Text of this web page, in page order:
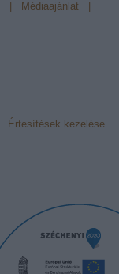
Médiaajánlat
Értesítések kezelése